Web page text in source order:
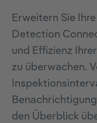
Erweitern Sie
Detection
und Effizienz
zu überwachen.
den Überblick